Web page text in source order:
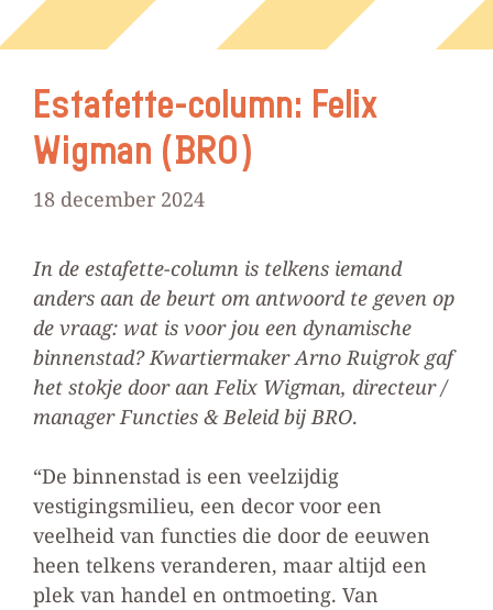
Estafette-column: Felix
Wigman (BRO)
18 december 2024
In de estafette-column is telkens iemand
anders aan de beurt om antwoord te geven op
de vraag: wat is voor jou een dynamische
binnenstad? Kwartiermaker Arno Ruigrok gaf
het stokje door aan Felix Wigman, directeur /
manager Functies & Beleid bij BRO.
“De binnenstad is een veelzijdig
vestigingsmilieu, een decor voor een
veelheid van functies die door de eeuwen
heen telkens veranderen, maar altijd een
plek van handel en ontmoeting. Van